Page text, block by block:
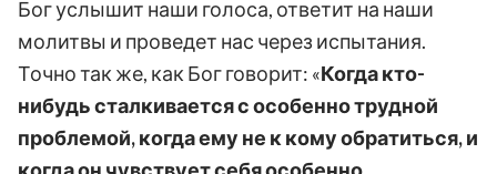
Бог услышит наши голоса, ответит на наши
молитвы и проведет нас через испытания.
Точно так же, как Бог говорит: «Когда кто-
нибудь сталкивается с особенно трудной
проблемой, когда ему не к кому обратиться, и
когда он чувствует себя особенно